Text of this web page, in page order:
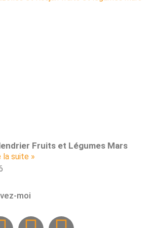
Fruits et Légumes Mars
la suite »
moi